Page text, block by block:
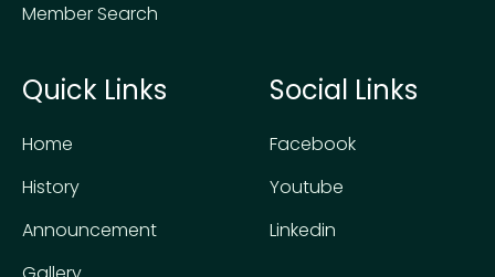
Member Search
Quick Links
Home
History
Announcement
Social Links
Facebook
Youtube
Linkedin